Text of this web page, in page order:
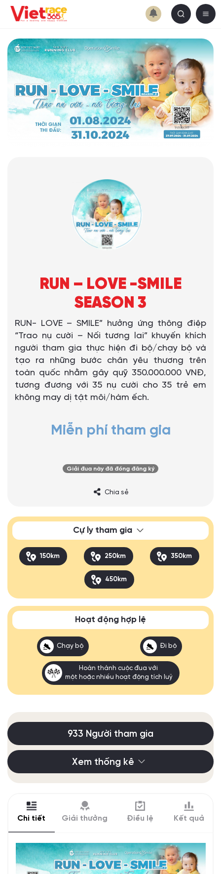
RUN – LOVE -SMILE
SEASON 3
RUN- LOVE – SMILE” hưởng ứng thông điệp
“Trao nụ cười – Nối tương lai” khuyến khích
người tham gia thực hiện đi bộ/chạy bộ và
tạo ra những bước chân yêu thương trên
toàn quốc nhằm gây quỹ 350.000.000 VNĐ,
tương đương với 35 nụ cười cho 35 trẻ em
không may dị tật môi/hàm ếch.
Miễn phí tham gia
Giải đua này đã đóng đăng ký
Chia sẻ
Cự ly tham gia
150km 250km 350km
450km
Hoạt động hợp lệ
Chạy bộ Đi bộ
Hoàn thành cuộc đua với
một hoặc nhiều hoạt động tích luỹ
933 Người tham gia
Xem thống kê
Chi tiết Giải thưởng Điều lệ Kết quả